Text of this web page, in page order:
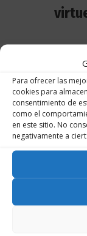
Para ofrecer las
cookies para
consentimiento de
como el
en este sitio. No
negativamente a